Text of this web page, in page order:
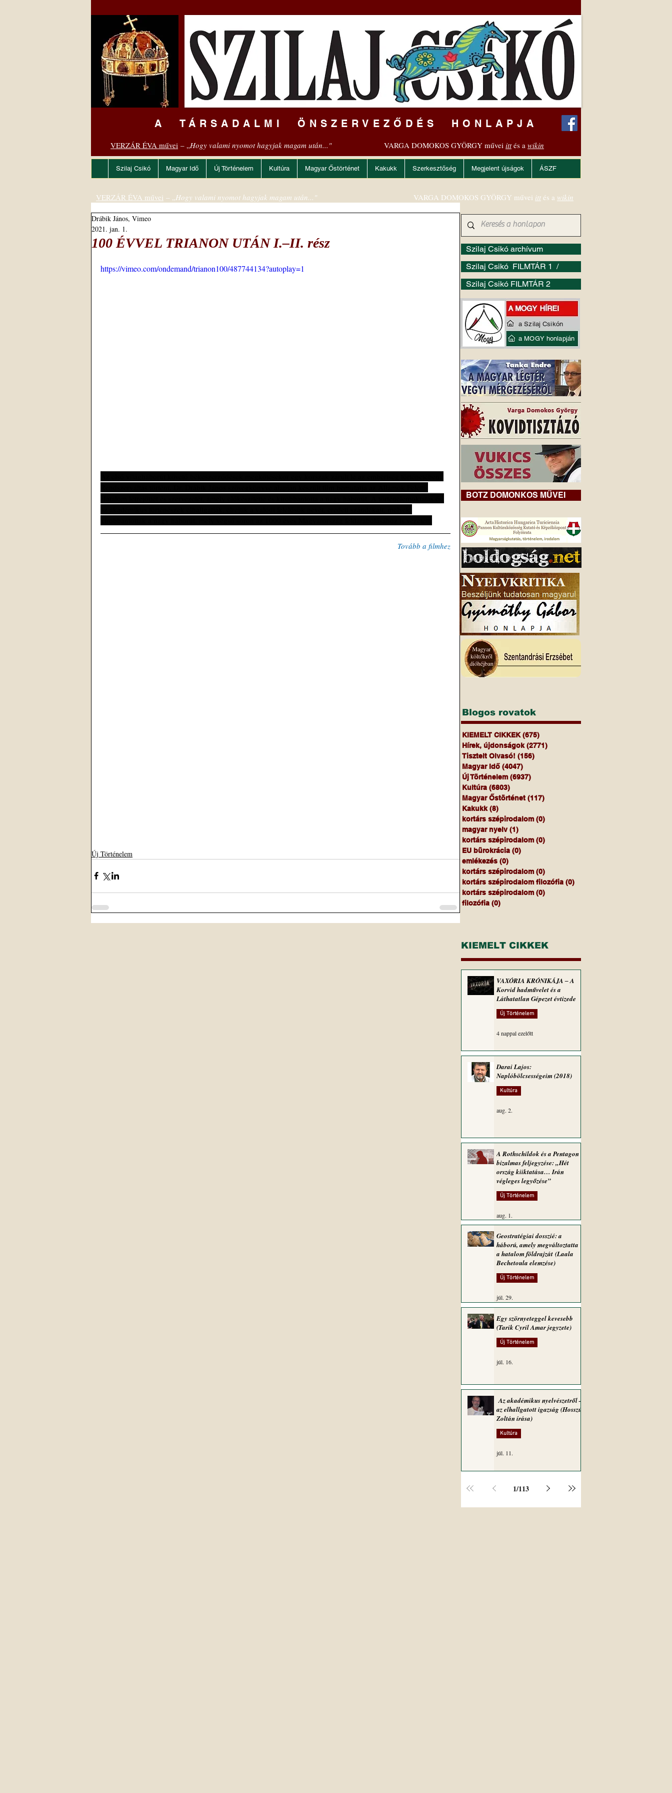
A TÁRSADALMI ÖNSZERVEZŐDÉS HONLAPJA
VERZÁR ÉVA művei – „Hogy valami nyomot hagyjak magam után..." VARGA DOMOKOS GYÖRGY művei ittés a wikin
Szilaj Csikó Magyar Idő Új Történelem Kultúra Magyar Őstörténet Kakukk Szerkesztőség Megjelent újságok ÁSZF
100 ÉVVEL TRIANON UTÁN I.–II. rész
Drábik János, Vimeo
2021. jan. 1.
https://vimeo.com/ondemand/trianon100/487744134?autoplay=1
Tovább a filmhez
Új Történelem
Szilaj Csikó archívum
Szilaj Csikó FILMTÁR 1 /
Szilaj Csikó FILMTÁR 2
VERZÁR ÉVA művei – „Hogy valami nyomot hagyjak magam után..." VARGA DOMOKOS GYÖRGY művei itt és a wikin
BOTZ DOMONKOS MŰVEI
Blogos rovatok
KIEMELT CIKKEK (675)
Hírek, újdonságok (2771)
Tisztelt Olvasó! (156)
Magyar Idő (4047)
Új Történelem (6937)
Kultúra (6803)
Magyar Őstörténet (117)
Kakukk (8)
kortárs szépirodalom (0)
magyar nyelv (1)
kortárs szépirodalom (0)
EU bürokrácia (0)
emlékezés (0)
kortárs szépirodalom (0)
kortárs szépirodalom filozófia (0)
kortárs szépirodalom (0)
filozófia (0)
KIEMELT CIKKEK
VAXÓRIA KRÓNIKÁJA ‒ A
Korvid hadművelet és a
Láthatatlan Gépezet évtizede
Új Történelem
4 nappal ezelőtt
Darai Lajos:
Naplóbölcsességeim (2018)
Kultúra
aug. 2.
A Rothschildok és a Pentagon
bizalmas feljegyzése: „Hét
ország kiiktatása… Irán
végleges legyőzése”
Új Történelem
aug. 1.
Geostratégiai dosszié: a
háború, amely megváltoztatta
a hatalom földrajzát (Laala
Bechetoula elemzése)
Új Történelem
júl. 29.
Egy szörnyeteggel kevesebb
(Tarik Cyril Amar jegyzete)
Új Történelem
júl. 16.
Az akadémikus nyelvészetről –
az elhallgatott igazság (Hosszú
Zoltán írása)
Kultúra
júl. 11.
1/113
a Szilaj Csikón
a MOGY honlapján